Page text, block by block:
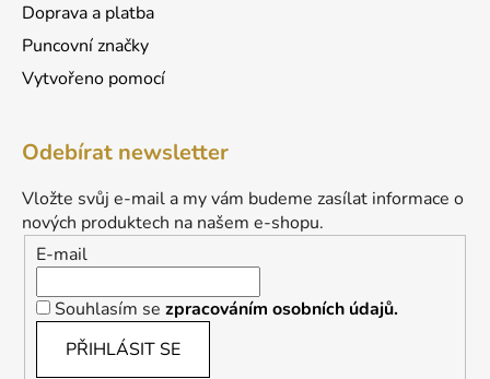
Doprava a platba
Puncovní značky
Vytvořeno pomocí
Odebírat newsletter
Vložte svůj e-mail a my vám budeme zasílat informace o
nových produktech na našem e-shopu.
E-mail
Souhlasím se zpracováním osobních údajů.
PŘIHLÁSIT SE